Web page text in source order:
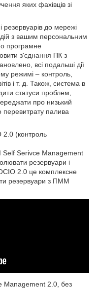
яких фахівців зі
до мережі
дій з вашим персональним
програмне
з'єднання ПК з
всі подальші дії
режимі – контроль,
і т. д. Також, система в
статуси проблем,
про низький
перевитрату палива
2.0 (контроль
Serivce Management
резервуари і
2.0 це комплексне
резервуари з ПММ
Management 2.0, без